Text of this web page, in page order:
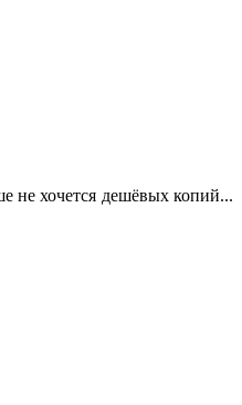
не хочется дешёвых копий...